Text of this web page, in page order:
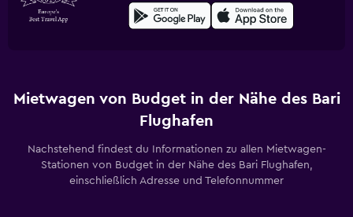
Mietwagen von Budget in der Nähe des Bari
Flughafen
Nachstehend findest du Informationen zu allen Mietwagen-
Stationen von Budget in der Nähe des Bari Flughafen,
einschließlich Adresse und Telefonnummer